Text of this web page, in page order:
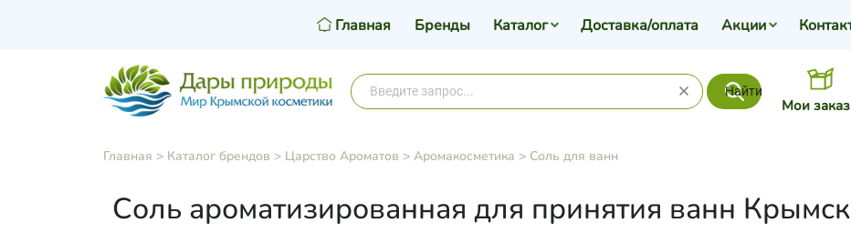
Найти
Мои
Главная Бренды Каталог Доставка/оплата Акции
Главная > Каталог брендов > Царство Ароматов > Аромакосметика > Соль для ванн
Соль ароматизированная для принятия ванн